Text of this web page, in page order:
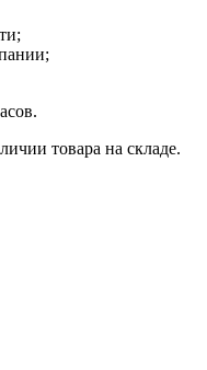
товара на складе.